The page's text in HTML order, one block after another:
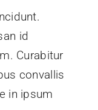
id
Curabitur
convallis
in ipsum